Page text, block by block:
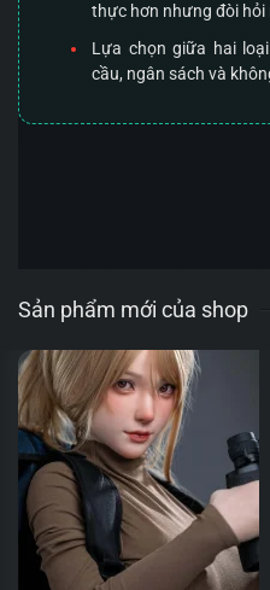
thực hơn nhưng đòi
Lựa chọn giữa hai
cầu, ngân sách và
Sản phẩm mới của shop